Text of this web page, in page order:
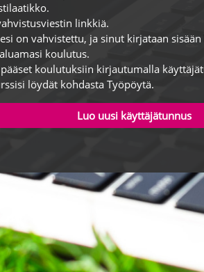
linkkiä.
on vahvistettu, ja sinut kirjataan
koulutus.
pääset koulutuksiin kirjautumalla
löydät kohdasta Työpöytä.
Luo uusi käyttäjätunnus